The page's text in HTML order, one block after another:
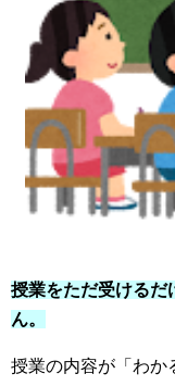
授業をただ受けるだ
ん。
授業の内容が「わか